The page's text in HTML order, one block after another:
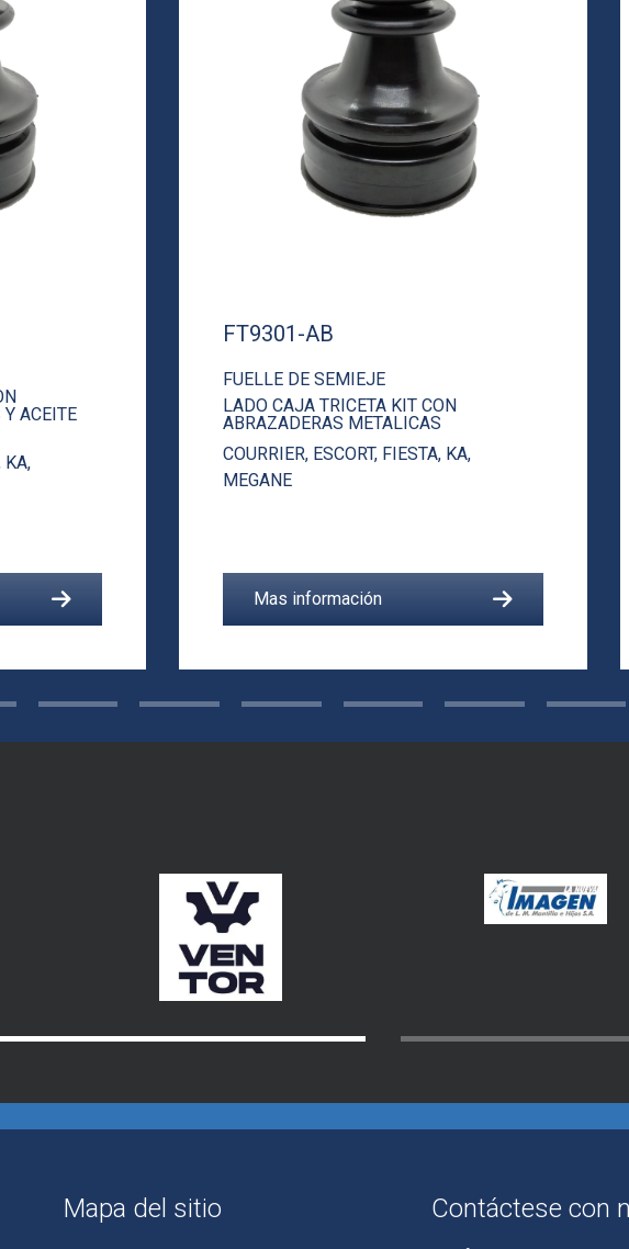
ACEITE
KA,
FT9301-AB
FUELLE DE SEMIEJE
LADO CAJA TRICETA KIT CON
ABRAZADERAS METALICAS
COURRIER, ESCORT, FIESTA, KA,
MEGANE
Mas información
Mapa del sitio Contáctese con